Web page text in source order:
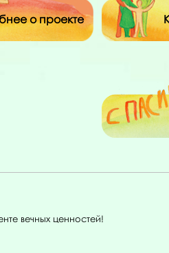
о проекте
вечных ценностей!